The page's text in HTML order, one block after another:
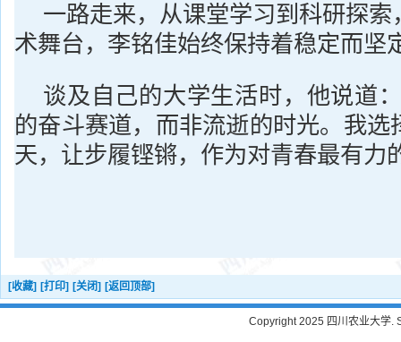
一路走来，从课堂学习到科研探
术舞台，李铭佳始终保持着稳定而坚
谈及自己的大学生活时，他说道
的奋斗赛道，而非流逝的时光。我选
天，让步履铿锵，作为对青春最有力
[收藏] [打印] [关闭] [返回顶部]
Copyright 2025 四川农业大学.